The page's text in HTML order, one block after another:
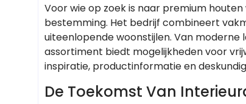
Voor wie op zoek is naar premium
bestemming. Het bedrijf combineert
uiteenlopende woonstijlen. Van
assortiment biedt mogelijkheden voor
inspiratie, productinformatie en
De Toekomst Van